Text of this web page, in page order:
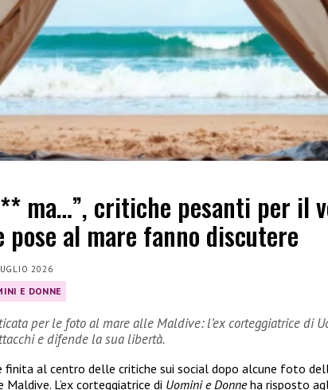
ma…”, critiche pesanti per il
pose al mare fanno discutere
2026
E DONNE
per le foto al mare alle Maldive: l’ex corteggiatrice di
e difende la sua libertà.
finita al centro delle critiche sui social dopo alcune foto
Maldive. L’ex corteggiatrice di Uomini e Donneha risposto